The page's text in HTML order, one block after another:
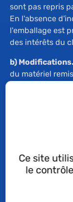
sont pas repris
En l'absence
l'emballage est
des intérêts du
b) Modifications.
du matériel
besoins
schémas (de
documents et
Techné.
Ce site
le